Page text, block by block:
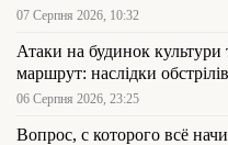
07 Серпня 2026, 10:32
Атаки на будинок культури
маршрут: наслідки
06 Серпня 2026, 23:25
Вопрос, с которого всё